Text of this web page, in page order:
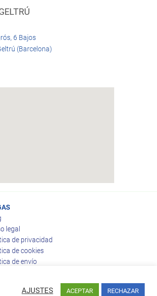
6 Bajos
(Barcelona)
legal
de privacidad
de cookies
de envío
AJUSTES ACEPTAR RECHAZAR